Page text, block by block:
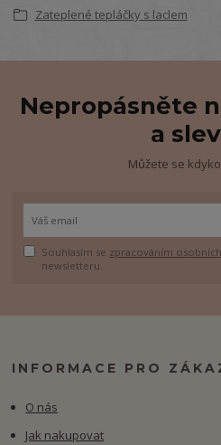
Zateplené tepláčky s laclem
Nepropásněte
a
Můžete se
Souhlasím se zpracováním
newsletteru.
INFORMACE PRO
O nás
Jak nakupovat